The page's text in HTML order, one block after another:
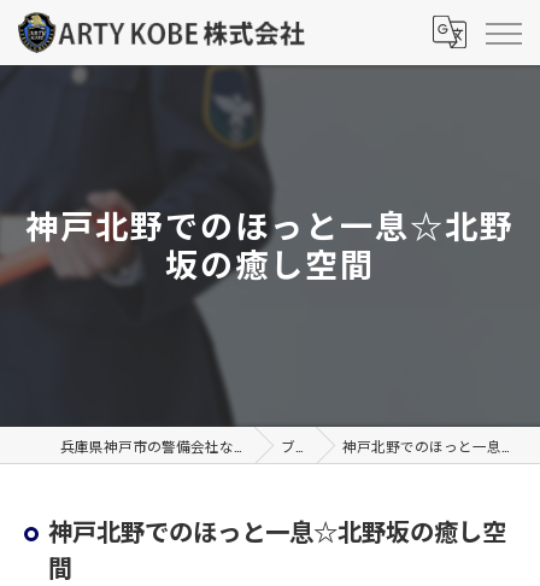
神戸北野でのほっと一息☆北野
坂の癒し空間
ブログ 神戸北野でのほっと一息☆北野坂の癒し空間
神戸北野でのほっと一息☆北野坂の癒し空
間